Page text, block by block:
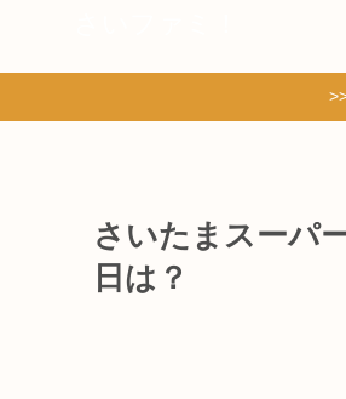
さいたまスーパ
日は？